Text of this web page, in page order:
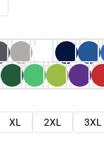
XL 2XL 3XL